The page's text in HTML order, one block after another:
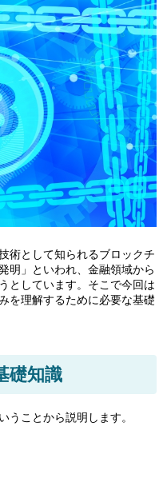
術として知られるブロックチ
明」といわれ、金融領域から
としています。そこで今回は
を理解するために必要な基礎
礎知識
うことから説明します。